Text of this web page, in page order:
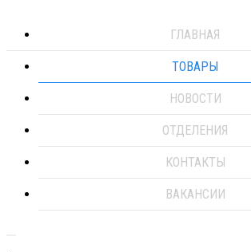
ГЛАВНАЯ
ТОВАРЫ
НОВОСТИ
ОТДЕЛЕНИЯ
КОНТАКТЫ
ВАКАНСИИ